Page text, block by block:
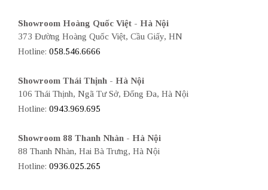
Showroom Hoàng Quốc Việt - Hà Nội
373 Đường Hoàng Quốc Việt, Cầu Giấy, HN
Hotline: 058.546.6666
Showroom Thái Thịnh - Hà Nội
106 Thái Thịnh, Ngã Tư Sở, Đống Đa, Hà Nội
Hotline: 0943.969.695
Showroom 88 Thanh Nhàn - Hà Nội
88 Thanh Nhàn, Hai Bà Trưng, Hà Nội
Hotline: 0936.025.265